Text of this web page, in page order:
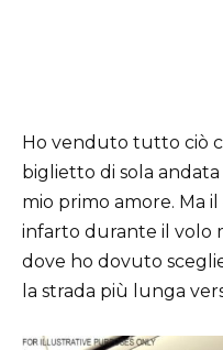
Ho venduto tutto ciò
biglietto di sola
mio primo amore. Ma
infarto durante il volo
dove ho dovuto
la strada più lunga